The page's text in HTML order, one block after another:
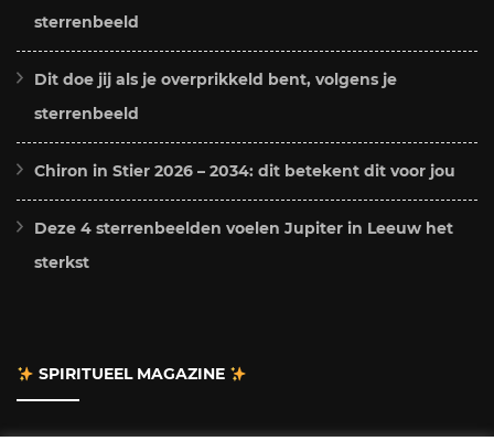
sterrenbeeld
Dit doe jij als je overprikkeld bent, volgens je
sterrenbeeld
Chiron in Stier 2026 – 2034: dit betekent dit voor jou
Deze 4 sterrenbeelden voelen Jupiter in Leeuw het
sterkst
SPIRITUEEL MAGAZINE